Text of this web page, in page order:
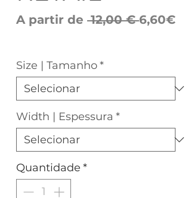
A partir de 12,00 € Preço
6,60€
Size | Tamanho*
Width | Espessura *
Quantidade *